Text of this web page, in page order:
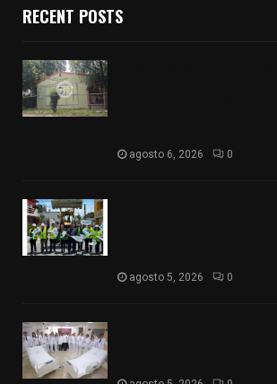
RECENT POSTS
agosto 6, 2026 0
agosto 5, 2026 0